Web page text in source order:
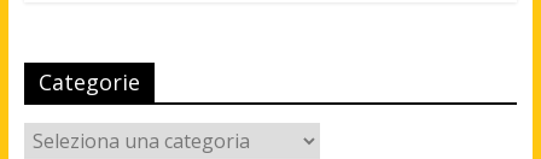
Categorie
Categorie